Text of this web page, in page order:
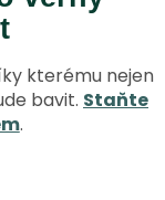
kterému nejen
bavit. Staňte
.